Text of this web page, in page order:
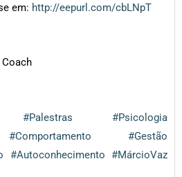
em: http://eepurl.com/cbLNpT
#Palestras
#Psicologia
#Comportamento
#Gestão
#Autoconhecimento #MárcioVaz